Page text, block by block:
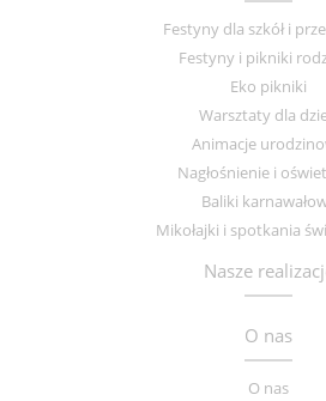
Festyny dla szkół i
Festyny i pikniki
Eko pikniki
Warsztaty dla
Animacje
Nagłośnienie i
Baliki
Mikołajki i spotkania
Nasze
O nas
O nas